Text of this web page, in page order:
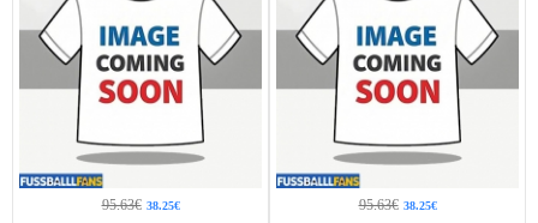
95.63€ 38.25€ 95.63€ 38.25€